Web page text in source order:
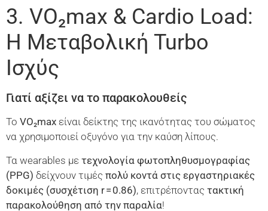
3. VO₂max & Cardio Load:
Η Μεταβολική Turbo
Ισχύς
Γιατί αξίζει να το παρακολουθείς
Το VO₂max είναι δείκτης της ικανότητας του σώματος
να χρησιμοποιεί οξυγόνο για την καύση λίπους.
Τα wearables με τεχνολογία φωτοπληθυσμογραφίας
(PPG) δείχνουν τιμές πολύ κοντά στις εργαστηριακές
δοκιμές (συσχέτιση r = 0.86), επιτρέποντας τακτική
παρακολούθηση από την παραλία!